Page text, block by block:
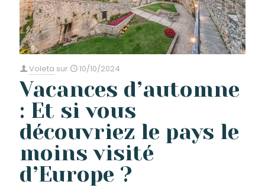
Voleta sur 10/10/2024
Vacances d’automne
: Et si vous
découvriez le pays le
moins visité
d’Europe ?